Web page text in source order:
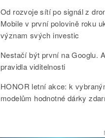
Od rozvoje sítí po signál z
Mobile v první polovině roku
význam svých investic
Nestačí být první na Googlu.
pravidla viditelnosti
HONOR letní akce: k
modelům hodnotné dárky